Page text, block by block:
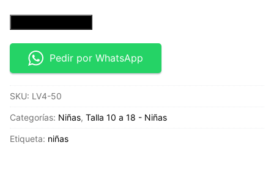
botones
Petite
Talla
23
Pedir por WhatsApp
SKU: LV4-50
Categorías: Niñas, Talla 10 a 18 - Niñas
Etiqueta: niñas